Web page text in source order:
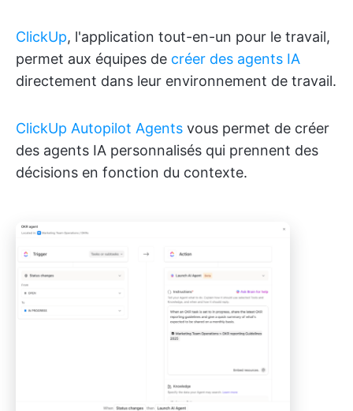
ClickUp, l'application tout-en-un pour le travail,
permet aux équipes de créer des agents IA
directement dans leur environnement de travail.
ClickUp Autopilot Agents vous permet de créer
des agents IA personnalisés qui prennent des
décisions en fonction du contexte.